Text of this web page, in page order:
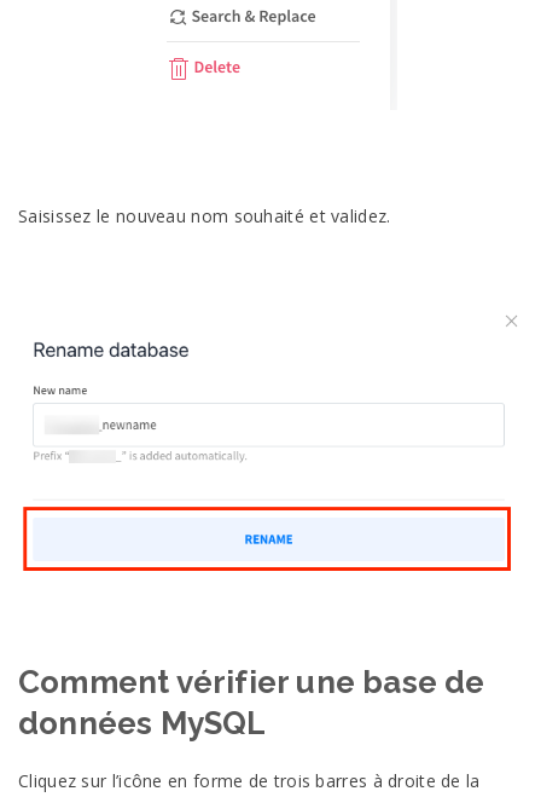
Saisissez le nouveau nom souhaité et validez.
Comment vérifier une base de
données MySQL
Cliquez sur l’icône en forme de trois barres à droite de la